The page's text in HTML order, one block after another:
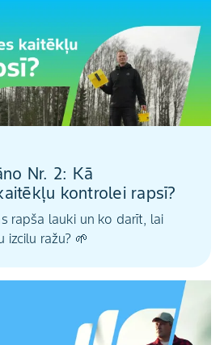
Nr. 2: Kā
kontrolei rapsī?
rapša lauki un ko darīt, lai
izcilu ražu? 🌱